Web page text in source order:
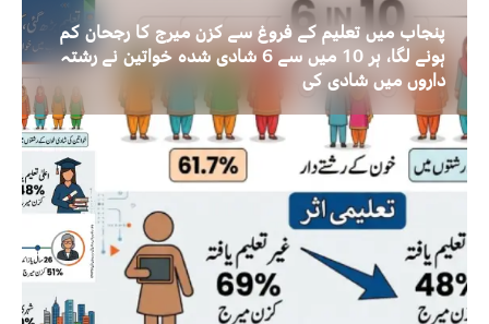
پنجاب میں تعلیم کے فروغ سے کزن میرج کا رجحان کم
ہونے لگا، ہر 10 میں سے 6 شادی شدہ خواتین نے رشتہ
داروں میں شادی کی